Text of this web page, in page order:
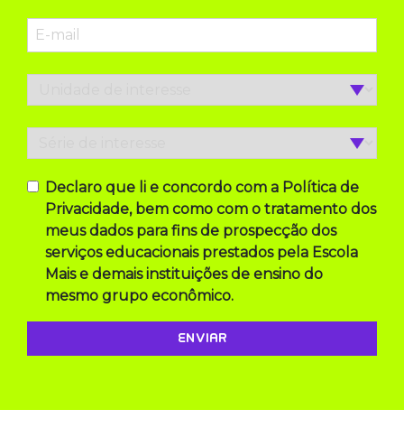
Declaro que li e concordo com a Política de
Privacidade, bem como com o tratamento dos
meus dados para fins de prospecção dos
serviços educacionais prestados pela Escola
Mais e demais instituições de ensino do
mesmo grupo econômico.